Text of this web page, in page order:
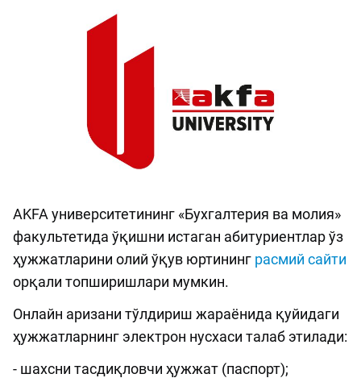
AKFA университетининг «Бухгалтерия ва молия»
факультетида ўқишни истаган абитуриентлар ўз
ҳужжатларини олий ўқув юртининг расмий сайти
орқали топширишлари мумкин.
Онлайн аризани тўлдириш жараёнида қуйидаги
ҳужжатларнинг электрон нусхаси талаб этилади:
- шахсни тасдиқловчи ҳужжат (паспорт);